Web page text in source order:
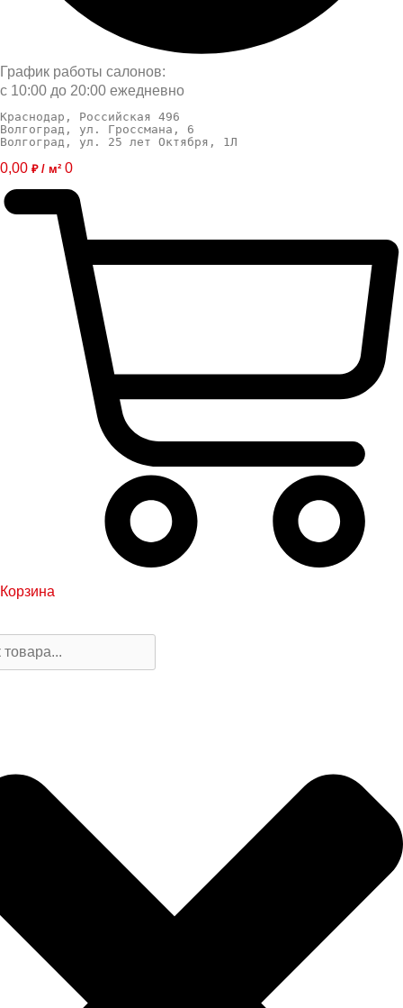
График работы салонов:
с 10:00 до 20:00 ежедневно
Краснодар, Российская 496
Волгоград, ул. Гроссмана, 6
Волгоград, ул. 25 лет Октября, 1Л
0,00 ₽ / м² 0
Корзина